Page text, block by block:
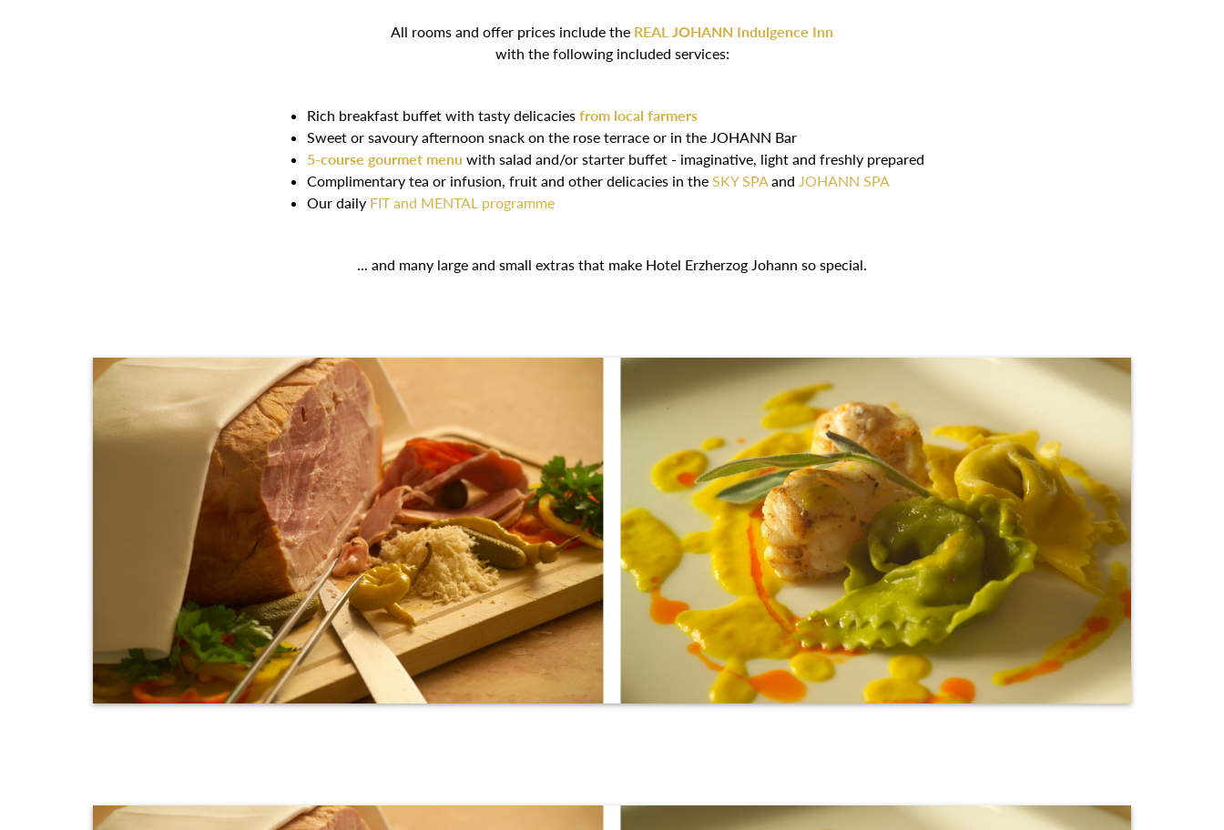
All rooms and offer prices include the REAL JOHANN Indulgence Inn
with the following included services:
Rich breakfast buffet with tasty delicacies from local farmers
Sweet or savoury afternoon snack on the rose terrace or in the JOHANN Bar
5-course gourmet menu with salad and/or starter buffet - imaginative, light and freshly prepared
Complimentary tea or infusion, fruit and other delicacies in the SKY SPA and JOHANN SPA
Our daily FIT and MENTAL programme
... and many large and small extras that make Hotel Erzherzog Johann so special.